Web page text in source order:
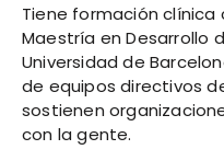
Tiene formación
Maestría en Desarrollo
Universidad de
de equipos directivos
sostienen
con la gente.